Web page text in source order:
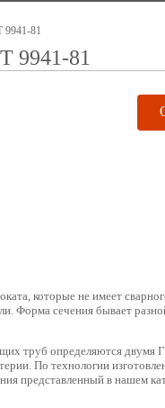
81
9941-81
которые не имеет
Форма сечения бывает
труб определяются
По технологии
представленный в нашем